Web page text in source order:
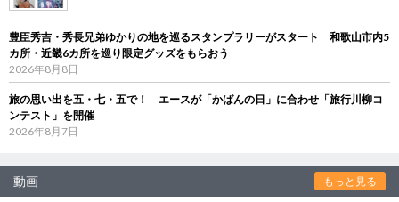
豊臣秀吉・秀長兄弟ゆかりの地を巡るスタンプラリーがスタート 和歌山市内5
カ所・近畿6カ所を巡り限定グッズをもらおう
2026年8月8日
旅の思い出を五・七・五で！ エースが「かばんの日」に合わせ「旅行川柳コ
ンテスト」を開催
2026年8月7日
動画 もっと見る